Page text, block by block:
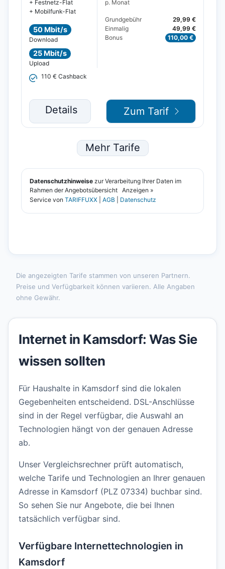
Die angezeigten Tarife stammen von unseren Partnern.
Preise und Verfügbarkeit können variieren. Alle Angaben
ohne Gewähr.
Internet in Kamsdorf: Was Sie
wissen sollten
Für Haushalte in Kamsdorf sind die lokalen
Gegebenheiten entscheidend. DSL-Anschlüsse
sind in der Regel verfügbar, die Auswahl an
Technologien hängt von der genauen Adresse
ab.
Unser Vergleichsrechner prüft automatisch,
welche Tarife und Technologien an Ihrer genauen
Adresse in Kamsdorf (PLZ 07334) buchbar sind.
So sehen Sie nur Angebote, die bei Ihnen
tatsächlich verfügbar sind.
Verfügbare Internettechnologien in
Kamsdorf